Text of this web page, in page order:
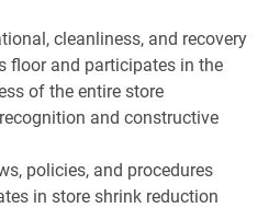
cleanliness, and recovery
floor and participates in the
of the entire store
and constructive
policies, and procedures
in store shrink reduction